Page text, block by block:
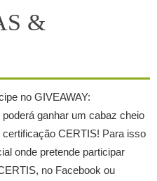
&
no GIVEAWAY:
ganhar um cabaz cheio
CERTIS! Para isso
onde pretende participar
no Facebook ou